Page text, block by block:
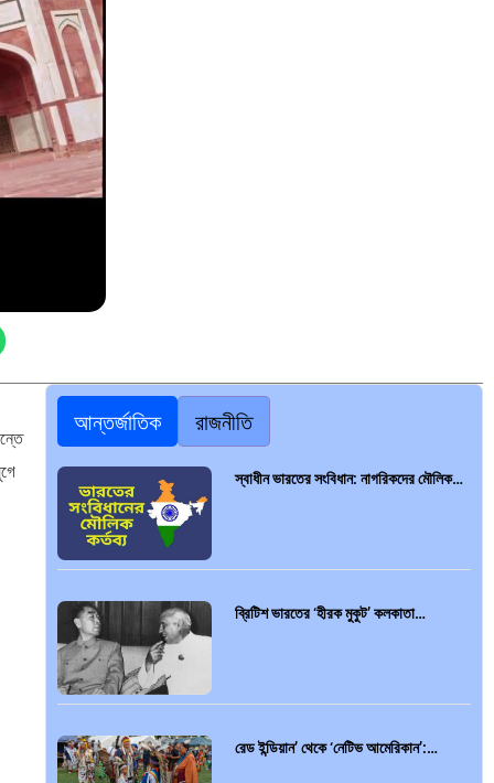
আন্তর্জাতিক রাজনীতি
স্বাধীন ভারতের সংবিধান: নাগরিকদের মৌলিক…
ব্রিটিশ ভারতের ‘হীরক মুকুট’ কলকাতা…
রেড ইন্ডিয়ান’ থেকে ‘নেটিভ আমেরিকান’:…